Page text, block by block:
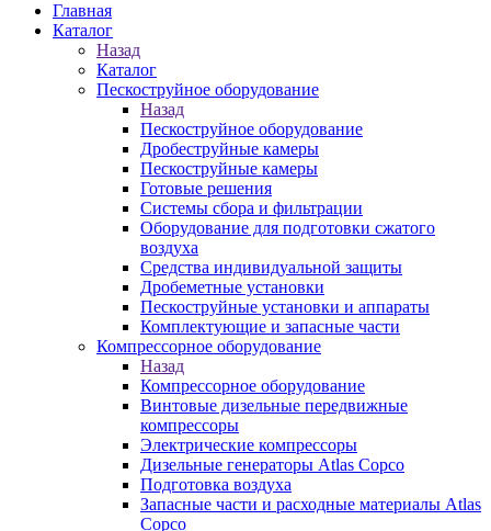
Главная
Каталог
Назад
Каталог
Пескоструйное оборудование
Назад
Пескоструйное оборудование
Дробеструйные камеры
Пескоструйные камеры
Готовые решения
Системы сбора и фильтрации
Оборудование для подготовки сжатого
воздуха
Средства индивидуальной защиты
Дробеметные установки
Пескоструйные установки и аппараты
Комплектующие и запасные части
Компрессорное оборудование
Назад
Компрессорное оборудование
Винтовые дизельные передвижные
компрессоры
Электрические компрессоры
Дизельные генераторы Atlas Copco
Подготовка воздуха
Запасные части и расходные материалы Atlas
Copco